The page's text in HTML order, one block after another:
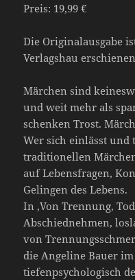
Preis: 19,99 €
Die Originalausgabe
Verlagshau erschienen
Märchen sind
und weit mehr als
schenken Trost.
Wer sich einlässt
traditionellen
auf Lebensfragen,
Gelingen des Lebens.
In ‚Von Trennung,
Abschiednehmen,
von
die Angeline Bauer
tiefenpsychologisch